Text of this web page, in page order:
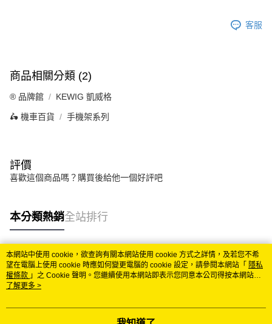
客服
商品相關分類 (2)
®️ 品牌館 KEWIG 凱威格
🛵 機車百貨 手機架系列
評價
喜歡這個商品嗎？購買後給他一個好評吧
本分類熱銷全站排行
熱門標籤
本網站中使用 cookie，欲查詢有關本網站使用 cookie 方式之詳情，及若您不希
望在電腦上使用 cookie 時應如何變更電腦的 cookie 設定，請參閱本網站「 隱私
權條款 」之 Cookie 聲明。您繼續使用本網站即表示您同意本公司得按本網站使
用條款之 Cookie 聲明使用 cookie。
了解更多 >